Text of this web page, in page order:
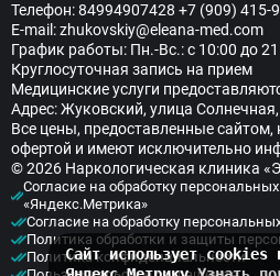
Сайт использует cookies
Телефон:84994907428 +7 (909) 415-
E-mail:zhukovskiy@eleana-med.com
График работы: Пн.-Вс.: с 10:00 до
Круглосуточная запись на прием
Медицинские услуги
Адрес: Жуковский, улица
Все цены, предоставленные сайтом,
офертой и имеют исключительно
© 2026 Наркологическая клиника
Согласие на обработку
«Яндекс.Метрика»
Согласие на обработку
Политика обработки и защиты
Политика конфиденциальности